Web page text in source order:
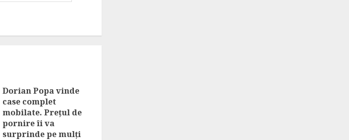
Dorian Popa vinde
case complet
mobilate. Prețul de
pornire îi va
surprinde pe mulți